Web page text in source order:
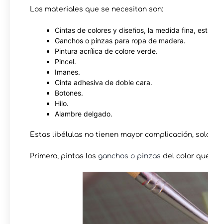
Los materiales que se necesitan son:
Cintas de colores y diseños, la medida fina,
Ganchos o pinzas para ropa de madera.
Pintura acrílica de colore verde.
Pincel.
Imanes.
Cinta adhesiva de doble cara.
Botones.
Hilo.
Alambre delgado.
Estas libélulas no tienen mayor complicación,
Primero, pintas los ganchos o pinzas del color